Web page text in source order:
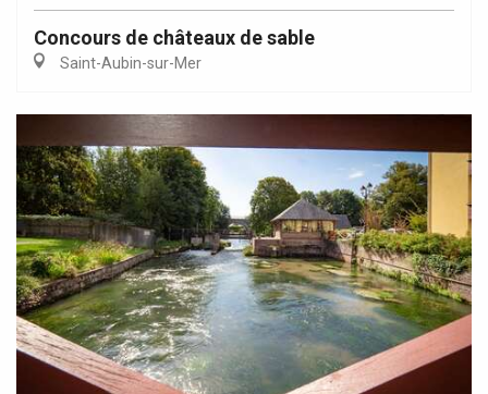
Concours de châteaux de sable
Saint-Aubin-sur-Mer